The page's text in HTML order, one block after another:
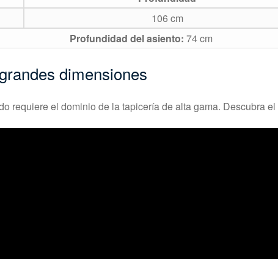
106 cm
Profundidad del asiento: 74 cm
dimensiones
requiere el dominio de la tapicería de alta gama. Descubra